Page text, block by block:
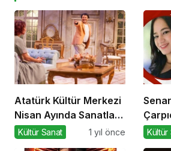
Atatürk Kültür Merkezi
Nisan Ayında Sanatla
Dolup Taşıyor
Kültür Sanat 1 yıl önce Kültür